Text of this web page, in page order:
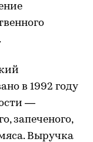
в 1992 году
—
запеченого,
Выручка